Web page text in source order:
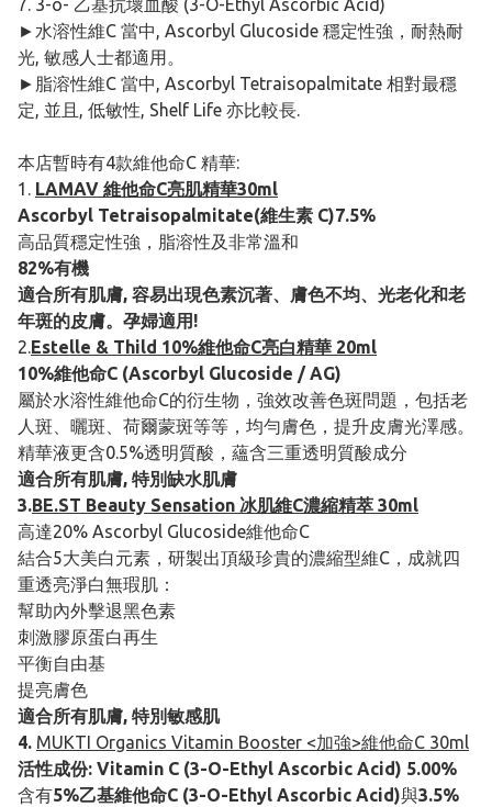
7. 3-o- 乙基抗壞血酸 (3-O-Ethyl Ascorbic Acid)
►水溶性維C 當中, Ascorbyl Glucoside 穩定性強，耐熱耐
光, 敏感人士都適用。
►脂溶性維C 當中, Ascorbyl Tetraisopalmitate 相對最穩
定, 並且, 低敏性, Shelf Life 亦比較長.
本店暫時有4款維他命C 精華:
1. LAMAV 維他命C亮肌精華30ml
Ascorbyl Tetraisopalmitate(維生素 C)7.5%
高品質穩定性強，脂溶性及非常溫和
82%有機
適合所有肌膚, 容易出現色素沉著、膚色不均、光老化和老
年斑的皮膚。孕婦適用!
2.Estelle & Thild 10%維他命C亮白精華 20ml
10%維他命C (Ascorbyl Glucoside / AG)
屬於水溶性維他命C的衍生物，強效改善色斑問題，包括老
人斑、曬斑、荷爾蒙斑等等，均勻膚色，提升皮膚光澤感。
精華液更含0.5%透明質酸，蘊含三重透明質酸成分
適合所有肌膚, 特別缺水肌膚
3.BE.ST Beauty Sensation 冰肌維C濃縮精萃 30ml
高達20% Ascorbyl Glucoside維他命C
結合5大美白元素，研製出頂級珍貴的濃縮型維C，成就四
重透亮淨白無瑕肌：
幫助內外擊退黑色素
刺激膠原蛋白再生
平衡自由基
提亮膚色
適合所有肌膚, 特別敏感肌
4. MUKTI Organics Vitamin Booster <加強>維他命C 30ml
活性成份: Vitamin C (3-O-Ethyl Ascorbic Acid) 5.00%
含有5%乙基維他命C (3-O-Ethyl Ascorbic Acid)與3.5%